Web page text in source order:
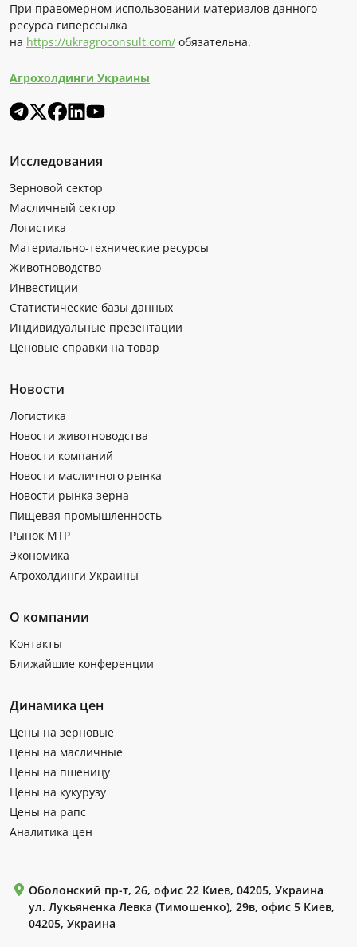
При правомерном использовании материалов данного
ресурса гиперссылка
на https://ukragroconsult.com/ обязательна.
Агрохолдинги Украины
Исследования
Зерновой сектор
Масличный сектор
Логистика
Материально-технические ресурсы
Животноводство
Инвестиции
Статистические базы данных
Индивидуальные презентации
Ценовые справки на товар
Новости
Логистика
Новости животноводства
Новости компаний
Новости масличного рынка
Новости рынка зерна
Пищевая промышленность
Рынок МТР
Экономика
Агрохолдинги Украины
О компании
Контакты
Ближайшие конференции
Динамика цен
Цены на зерновые
Цены на масличные
Цены на пшеницу
Цены на кукурузу
Цены на рапс
Аналитика цен
Оболонский пр-т, 26, офис 22 Киев, 04205, Украина
ул. Лукьяненка Левка (Тимошенко), 29в, офис 5 Киев,
04205, Украина